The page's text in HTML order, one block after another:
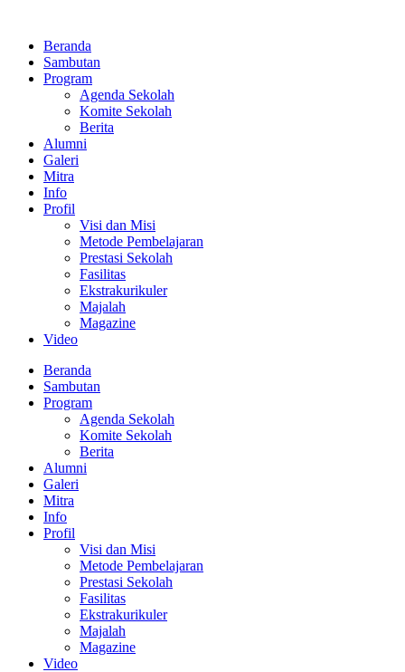
kontenBeranda
Sambutan
Program
Agenda Sekolah
Komite Sekolah
Berita
Alumni
Galeri
Mitra
Info
Profil
Visi dan Misi
Metode Pembelajaran
Prestasi Sekolah
Fasilitas
Ekstrakurikuler
Majalah
Magazine
Video
Beranda
Sambutan
Program
Agenda Sekolah
Komite Sekolah
Berita
Alumni
Galeri
Mitra
Info
Profil
Visi dan Misi
Metode Pembelajaran
Prestasi Sekolah
Fasilitas
Ekstrakurikuler
Majalah
Magazine
Video